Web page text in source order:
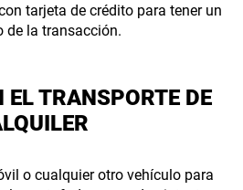
tarjeta de crédito para tener un
de la transacción.
EL TRANSPORTE DE
o cualquier otro vehículo para